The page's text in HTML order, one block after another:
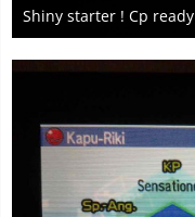
Shiny starter ! Cp ready
18. Mai 2017